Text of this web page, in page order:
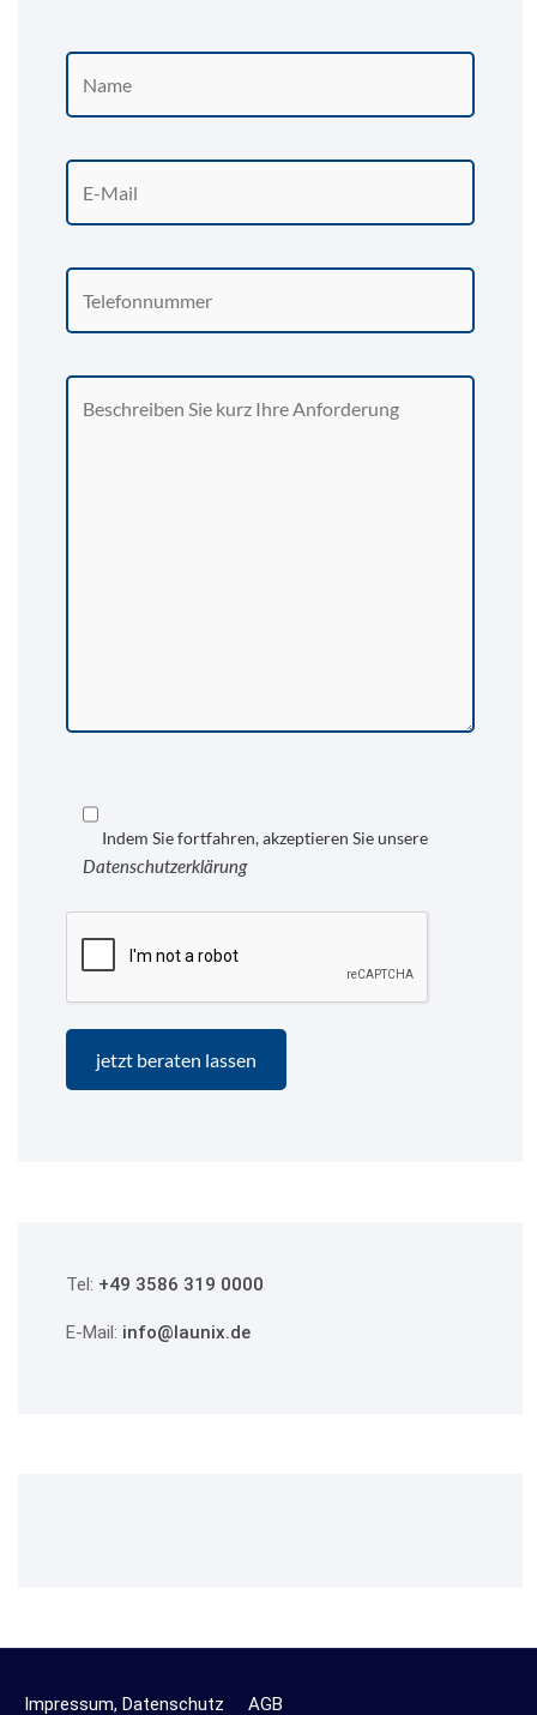
Indem Sie fortfahren, akzeptieren Sie unsere
Datenschutzerklärung
Tel: +49 3586 319 0000
E-Mail: info@launix.de
Impressum, Datenschutz AGB